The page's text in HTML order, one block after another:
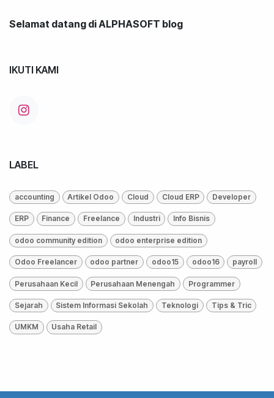
Selamat datang di ALPHASOFT blog
IKUTI KAMI
LABEL
accounting Artikel Odoo Cloud Cloud ERP Developer
ERP Finance Freelance Industri Info Bisnis
odoo community edition odoo enterprise edition
Odoo Freelancer odoo partner odoo15 odoo16 payroll
Perusahaan Kecil Perusahaan Menengah Programmer
Sejarah Sistem Informasi Sekolah Teknologi Tips & Tric
UMKM Usaha Retail